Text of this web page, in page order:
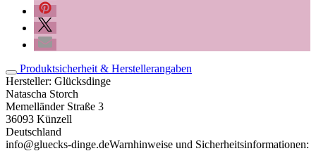
Produktsicherheit & Herstellerangaben
Hersteller: Glücksdinge
Natascha Storch
Memelländer Straße 3
36093 Künzell
Deutschland
info@gluecks-dinge.deWarnhinweise und Sicherheitsinformationen: